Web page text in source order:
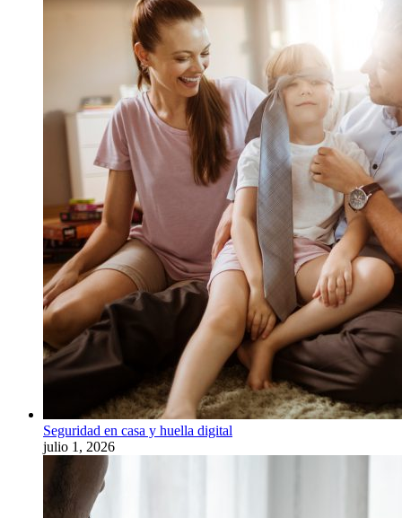
Seguridad en casa y huella digital
julio 1, 2026